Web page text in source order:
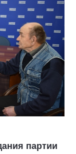
партии